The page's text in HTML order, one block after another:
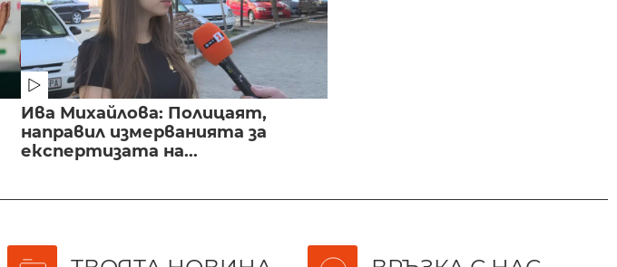
Ива Михайлова: Полицаят,
направил измерванията за
експертизата на...